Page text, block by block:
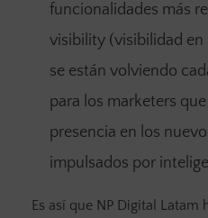
funcionalidades más
visibility (visibilidad en
se están volviendo
para los marketers
presencia en los
impulsados por
Es así que NP Digital